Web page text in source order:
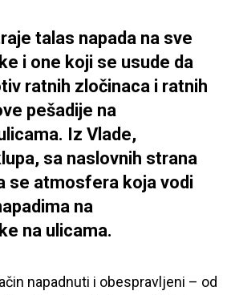
talas napada na sve
i one koji se usude da
ratnih zločinaca i ratnih
pešadije na
Iz Vlade,
sa naslovnih strana
se atmosfera koja vodi
na
na ulicama.
napadnuti i obespravljeni – od